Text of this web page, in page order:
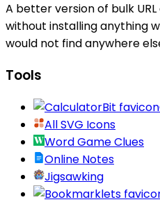
A better version of bulk
without installing anything
would not find anywhere
Tools
All SVG Icons
Word Game Clues
Online Notes
Jigsawking